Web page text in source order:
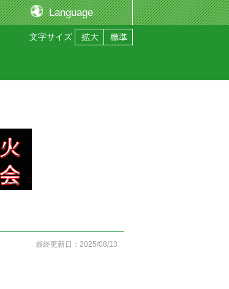
Language
文字サイズ
最終更新日：2025/08/13